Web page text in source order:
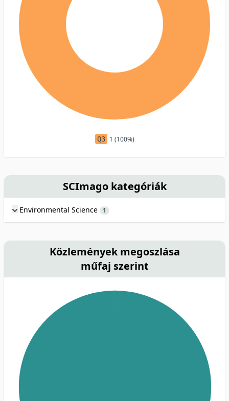
Q3 1 (100%)
SCImago kategóriák
Environmental Science 1
Közlemények megoszlása
műfaj szerint